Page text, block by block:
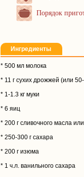
Порядок
Ингредиенты
* 500 мл молока
* 11 г сухих дрожжей (или
* 1-1.3 кг муки
* 6 яиц
* 200 г сливочного масла
* 250-300 г сахара
* 200 г изюма
* 1 ч.л. ванильного сахара